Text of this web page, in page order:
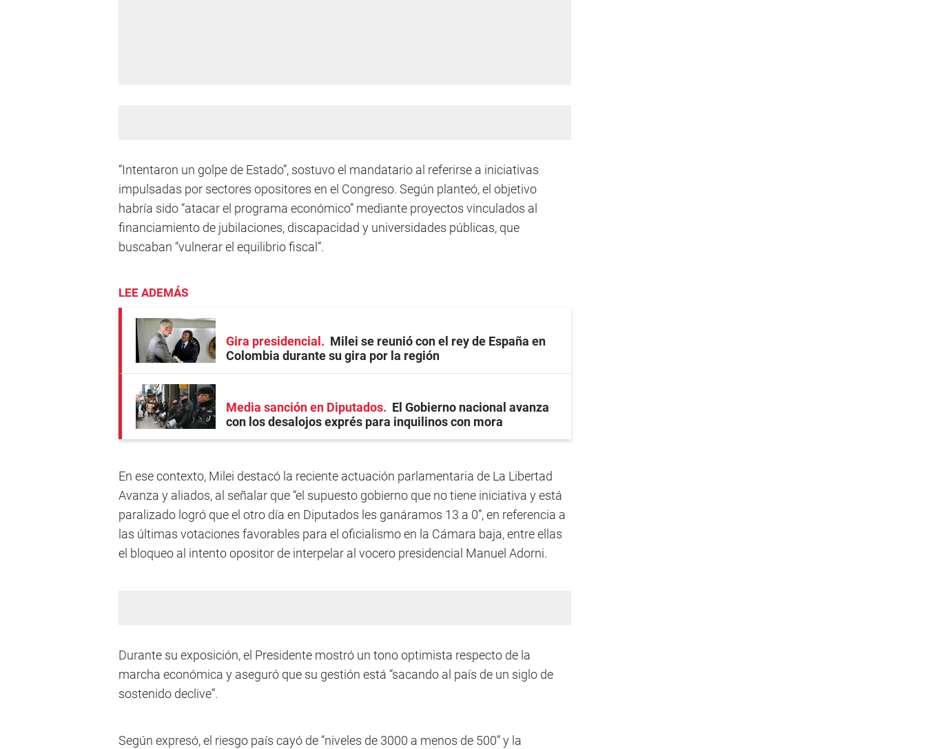
“Intentaron un golpe de Estado”, sostuvo el mandatario al referirse a iniciativas
impulsadas por sectores opositores en el Congreso. Según planteó, el objetivo
habría sido “atacar el programa económico” mediante proyectos vinculados al
financiamiento de jubilaciones, discapacidad y universidades públicas, que
buscaban “vulnerar el equilibrio fiscal”.
LEE ADEMÁS
Gira presidencial
Milei se reunió con el rey de España en
Colombia durante su gira por la región
Media sanción en Diputados
El Gobierno nacional avanza
con los desalojos exprés para inquilinos con mora
En ese contexto, Milei destacó la reciente actuación parlamentaria de La Libertad
Avanza y aliados, al señalar que “el supuesto gobierno que no tiene iniciativa y está
paralizado logró que el otro día en Diputados les ganáramos 13 a 0”, en referencia a
las últimas votaciones favorables para el oficialismo en la Cámara baja, entre ellas
el bloqueo al intento opositor de interpelar al vocero presidencial Manuel Adorni.
Durante su exposición, el Presidente mostró un tono optimista respecto de la
marcha económica y aseguró que su gestión está “sacando al país de un siglo de
sostenido declive”.
Según expresó, el riesgo país cayó de “niveles de 3000 a menos de 500” y la